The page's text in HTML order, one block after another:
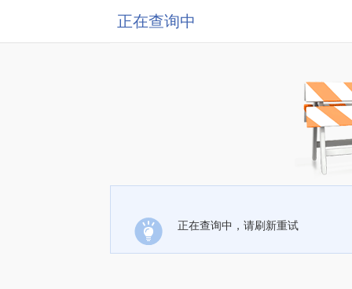
正在查询中
正在查询中，请刷新重试